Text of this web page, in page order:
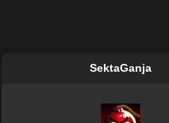
SektaGanja